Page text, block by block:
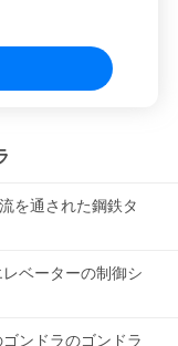
を通された鋼鉄タ
ベーターの制御シ
ンドラのゴンドラ